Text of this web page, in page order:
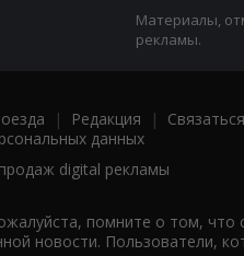
Материалы,
рекламы.
| Редакция |
данных
digital рекламы
помните о том, что
новости. Пользователи,